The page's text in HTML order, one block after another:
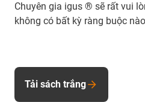
Chuyên gia igus ® sẽ rất vui
không có bất kỳ ràng buộc
Tải sách trắng